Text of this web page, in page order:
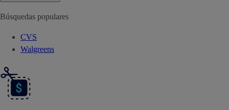
Búsquedas populares
CVS
Walgreens